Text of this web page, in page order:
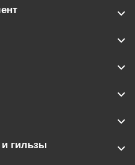
гильзы